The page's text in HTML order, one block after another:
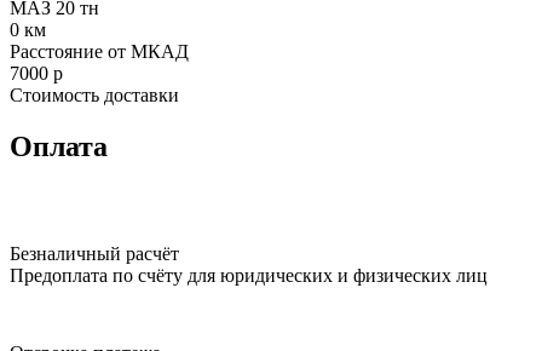
МАЗ 20 тн
0 км
Расстояние от МКАД
7000 р
Стоимость доставки
Оплата
Безналичный расчёт
Предоплата по счёту для юридических и физических лиц